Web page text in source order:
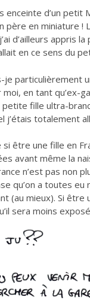
enceinte d’un
père en miniature !
d’ailleurs appris
en ce sens du
je particulièrement
moi, en tant qu’ex-
petite fille ultra-
j’étais totalement
si être une fille en
avant même la
n’est pas non
qu’on a toutes
(au mieux). Si être
sera moins